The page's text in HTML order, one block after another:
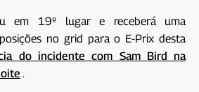
em 19º lugar e receberá uma
no grid para o E-Prix desta
do incidente com Sam Bird na
.